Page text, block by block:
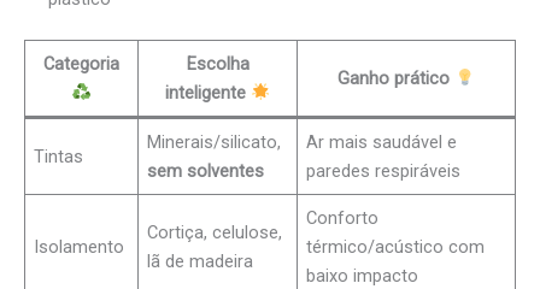
Categoria
Escolha
inteligente
Ganho prático
Tintas
Minerais/silicato,
sem solventes
Ar mais saudável e
paredes respiráveis
Isolamento
Cortiça, celulose,
lã de madeira
Conforto
térmico/acústico com
baixo impacto